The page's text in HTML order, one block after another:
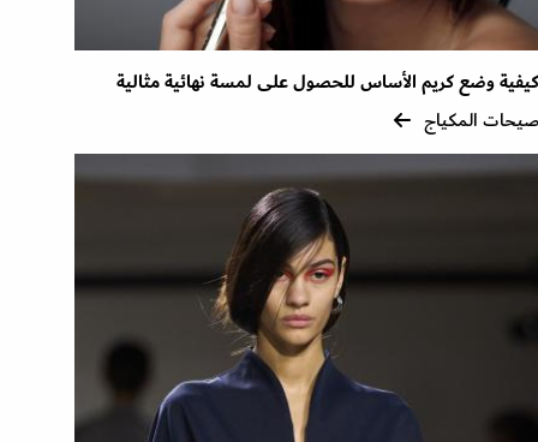
كيفية وضع كريم الأساس للحصول على لمسة نهائية مثالية
صيحات المكياج